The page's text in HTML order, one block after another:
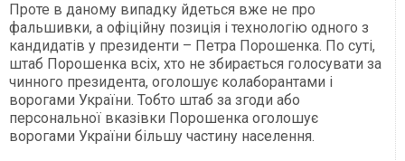
Проте в даному випадку йдеться вже не про
фальшивки, а офіційну позиція і технологію одного з
кандидатів у президенти – Петра Порошенка. По суті,
штаб Порошенка всіх, хто не збирається голосувати за
чинного президента, оголошує колаборантами і
ворогами України. Тобто штаб за згоди або
персональної вказівки Порошенка оголошує
ворогами України більшу частину населення.